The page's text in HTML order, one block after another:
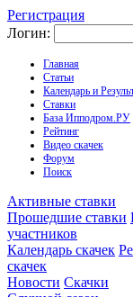
Регистрация
Логин:
Главная
Статьи
Календарь и
Ставки
База Ипподром.РУ
Рейтинг
Видео скачек
Форум
Поиск
Активные ставки
Прошедшие ставки
участников
Календарь скачек
скачек
Новости Скачки